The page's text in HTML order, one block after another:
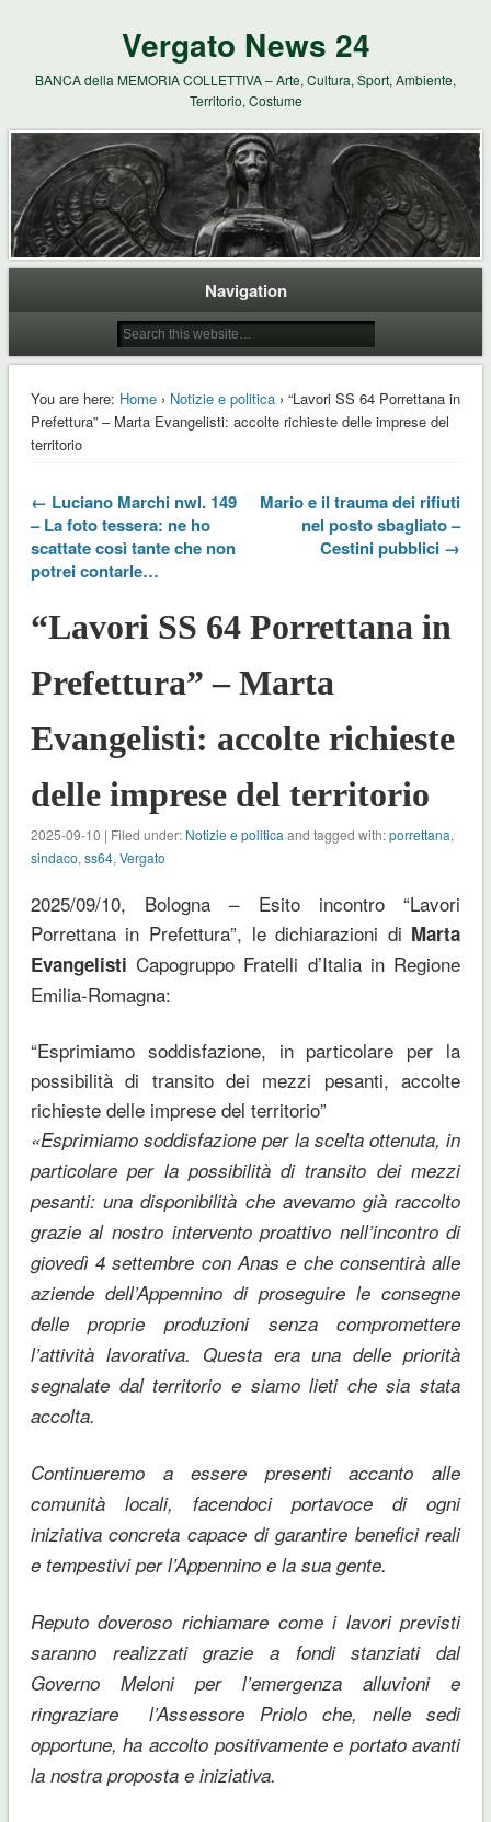
Vergato News 24
BANCA della MEMORIA COLLETTIVA – Arte, Cultura, Sport, Ambiente,
Territorio, Costume
Navigation
You are here: Home› Notizie e politica› “Lavori SS 64 Porrettana in
Prefettura” – Marta Evangelisti: accolte richieste delle imprese del
territorio
← Luciano Marchi nwl. 149
– La foto tessera: ne ho
scattate così tante che non
potrei contarle…
Mario e il trauma dei rifiuti
nel posto sbagliato –
Cestini pubblici →
“Lavori SS 64 Porrettana in
Prefettura” – Marta
Evangelisti: accolte richieste
delle imprese del territorio
2025-09-10 | Filed under: Notizie e politica and tagged with:porrettana,
sindaco, ss64, Vergato
2025/09/10, Bologna – Esito incontro “Lavori
Porrettana in Prefettura”, le dichiarazioni di Marta
EvangelistiCapogruppo Fratelli d’Italia in Regione
Emilia-Romagna:
“Esprimiamo soddisfazione, in particolare per la
possibilità di transito dei mezzi pesanti, accolte
richieste delle imprese del territorio”
«Esprimiamo soddisfazione per la scelta ottenuta, in
particolare per la possibilità di transito dei mezzi
pesanti: una disponibilità che avevamo già raccolto
grazie al nostro intervento proattivo nell’incontro di
giovedì 4 settembre con Anas e che consentirà alle
aziende dell’Appennino di proseguire le consegne
delle proprie produzioni senza compromettere
l’attività lavorativa. Questa era una delle priorità
segnalate dal territorio e siamo lieti che sia stata
accolta.
Continueremo a essere presenti accanto alle
comunità locali, facendoci portavoce di ogni
iniziativa concreta capace di garantire benefici reali
e tempestivi per l’Appennino e la sua gente.
Reputo doveroso richiamare come i lavori previsti
saranno realizzati grazie a fondi stanziati dal
Governo Meloni per l’emergenza alluvioni e
ringraziare l’Assessore Priolo che, nelle sedi
opportune, ha accolto positivamente e portato avanti
la nostra proposta e iniziativa.